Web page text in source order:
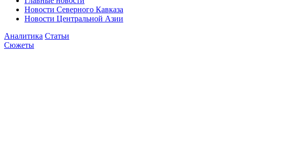
Новости Северного Кавказа
Новости Центральной Азии
Аналитика Статьи
Сюжеты